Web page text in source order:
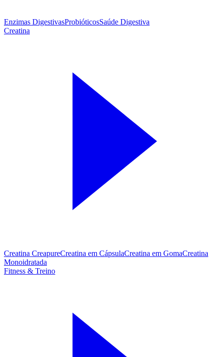
Enzimas DigestivasProbióticosSaúde Digestiva
Creatina
Creatina CreapureCreatina em CápsulaCreatina em GomaCreatina
Monoidratada
Fitness & Treino